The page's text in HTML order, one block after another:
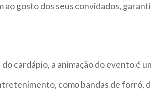
ao gosto dos seus convidados,
do cardápio, a animação do evento é
como bandas de forró,